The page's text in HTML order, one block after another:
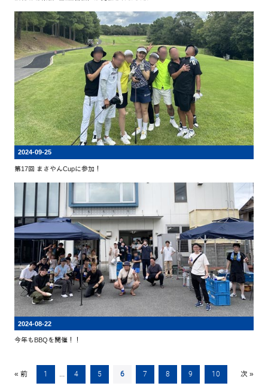
2024-09-25
第17回 まさやんCupに参加！
2024-08-22
今年もBBQを開催！！
« 前 1 ... 4 5 6 7 8 9 10 次 »